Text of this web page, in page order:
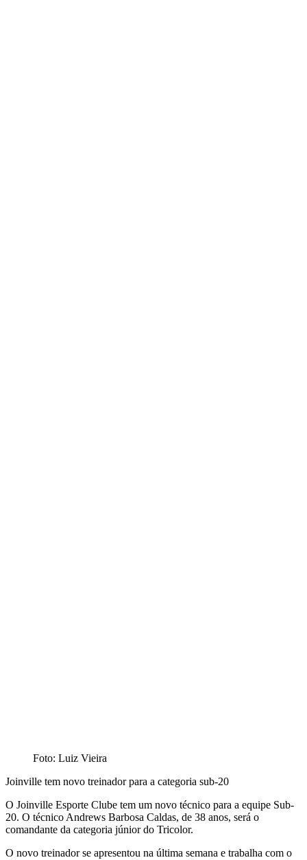
Foto: Luiz Vieira
Joinville tem novo treinador para a categoria sub-20
O Joinville Esporte Clube tem um novo técnico para a equipe Sub-
20. O técnico Andrews Barbosa Caldas, de 38 anos, será o
comandante da categoria júnior do Tricolor.
O novo treinador se apresentou na última semana e trabalha com o